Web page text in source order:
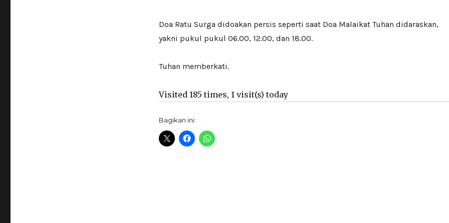
Doa Ratu Surga didoakan persis seperti saat Doa Malaikat Tuhan didaraskan,
yakni pukul pukul 06.00, 12.00, dan 18.00.
Tuhan memberkati.
Visited 185 times, 1 visit(s) today
Bagikan ini: